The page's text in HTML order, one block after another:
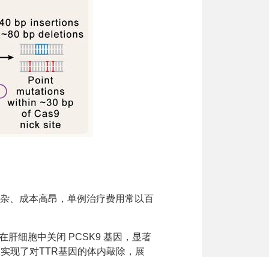
、成本高昂，单例治疗费用常以百
肝细胞中关闭 PCSK9 基因，显著
现了对TTR基因的体内敲除，展